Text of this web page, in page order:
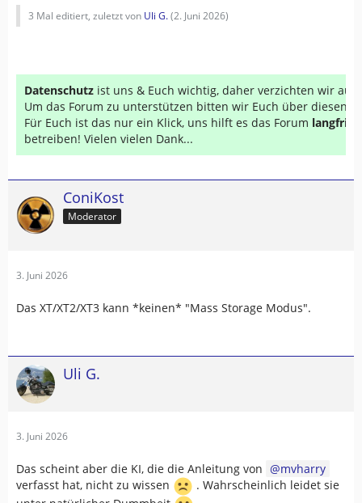
3 Mal editiert, zuletzt von Uli G.(2. Juni 2026)
Datenschutz ist uns & Euch wichtig, daher verzichten wir auf
Um das Forum zu unterstützen bitten wir Euch über diesen
Für Euch ist das nur ein Klick, uns hilft es das Forum
betreiben! Vielen vielen Dank...
ConiKost
Moderator
3. Juni 2026
Das XT/XT2/XT3 kann *keinen* "Mass Storage Modus".
Uli G.
3. Juni 2026
Das scheint aber die KI, die die Anleitung von
mvharry
verfasst hat, nicht zu wissen
. Wahrscheinlich leidet sie